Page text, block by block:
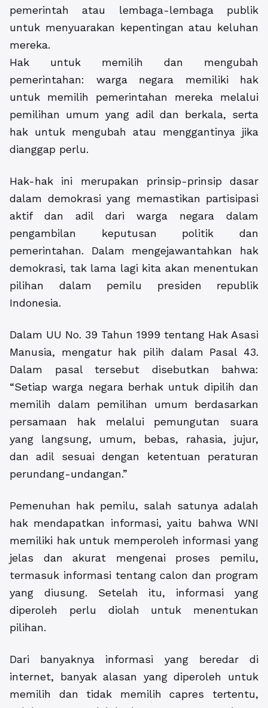
pemerintah atau lembaga-lembaga publik
untuk menyuarakan kepentingan atau keluhan
mereka.
Hak untuk memilih dan mengubah
pemerintahan: warga negara memiliki hak
untuk memilih pemerintahan mereka melalui
pemilihan umum yang adil dan berkala, serta
hak untuk mengubah atau menggantinya jika
dianggap perlu.
Hak-hak ini merupakan prinsip-prinsip dasar
dalam demokrasi yang memastikan partisipasi
aktif dan adil dari warga negara dalam
pengambilan keputusan politik dan
pemerintahan. Dalam mengejawantahkan hak
demokrasi, tak lama lagi kita akan menentukan
pilihan dalam pemilu presiden republik
Indonesia.
Dalam UU No. 39 Tahun 1999 tentang Hak Asasi
Manusia, mengatur hak pilih dalam Pasal 43.
Dalam pasal tersebut disebutkan bahwa:
“Setiap warga negara berhak untuk dipilih dan
memilih dalam pemilihan umum berdasarkan
persamaan hak melalui pemungutan suara
yang langsung, umum, bebas, rahasia, jujur,
dan adil sesuai dengan ketentuan peraturan
perundang-undangan.”
Pemenuhan hak pemilu, salah satunya adalah
hak mendapatkan informasi, yaitu bahwa WNI
memiliki hak untuk memperoleh informasi yang
jelas dan akurat mengenai proses pemilu,
termasuk informasi tentang calon dan program
yang diusung. Setelah itu, informasi yang
diperoleh perlu diolah untuk menentukan
pilihan.
Dari banyaknya informasi yang beredar di
internet, banyak alasan yang diperoleh untuk
memilih dan tidak memilih capres tertentu,